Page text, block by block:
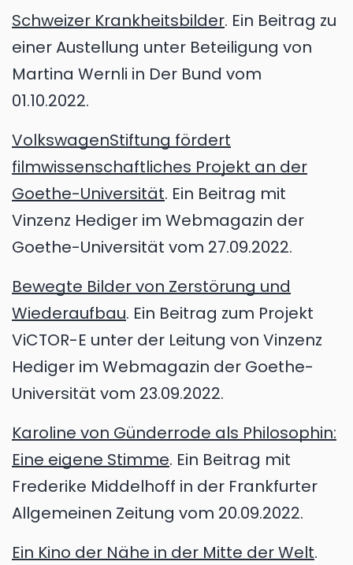
Schweizer Krankheitsbilder. Ein Beitrag zu
einer Austellung unter Beteiligung von
Martina Wernli in Der Bund vom
01.10.2022.
VolkswagenStiftung fördert
filmwissenschaftliches Projekt an der
Goethe-Universität. Ein Beitrag mit
Vinzenz Hediger im Webmagazin der
Goethe-Universität vom 27.09.2022.
Bewegte Bilder von Zerstörung und
Wiederaufbau. Ein Beitrag zum Projekt
ViCTOR-E unter der Leitung von Vinzenz
Hediger im Webmagazin der Goethe-
Universität vom 23.09.2022.
Karoline von Günderrode als Philosophin:
Eine eigene Stimme. Ein Beitrag mit
Frederike Middelhoff in der Frankfurter
Allgemeinen Zeitung vom 20.09.2022.
Ein Kino der Nähe in der Mitte der Welt.